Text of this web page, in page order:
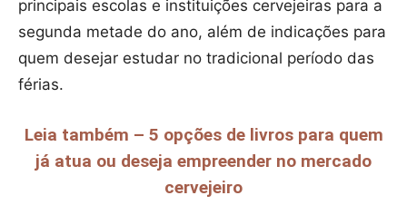
principais escolas e instituições cervejeiras para a
segunda metade do ano, além de indicações para
quem desejar estudar no tradicional período das
férias.
Leia também – 5 opções de livros para quem
já atua ou deseja empreender no mercado
cervejeiro